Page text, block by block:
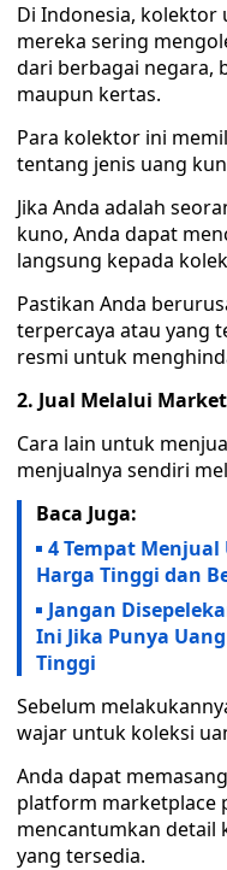
Di Indonesia, kolektor
mereka sering
dari berbagai negara,
maupun kertas.
Para kolektor ini
tentang jenis uang
Jika Anda adalah
kuno, Anda dapat
langsung kepada
Pastikan Anda
terpercaya atau yang
resmi untuk
2. Jual Melalui
Cara lain untuk
menjualnya sendiri
Baca Juga:
4 Tempat Menjual
Harga Tinggi dan
Jangan
Ini Jika Punya
Tinggi
Sebelum
wajar untuk koleksi
Anda dapat
platform marketplace
mencantumkan detail
yang tersedia.